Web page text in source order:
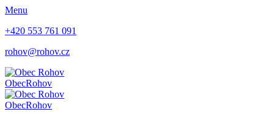
Menu
+420 553 761 091
rohov@rohov.cz
ObecRohov
ObecRohov